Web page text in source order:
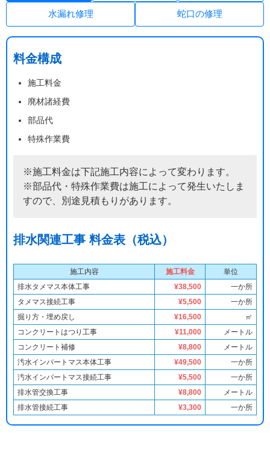
水漏れ修理 蛇口の修理
料金構成
施工料金
廃材諸経費
部品代
特殊作業費
※施工料金は下記施工内容によって変わります。
※部品代・特殊作業費は施工によって発生いたしま
すので、別途見積もりがあります。
排水関連工事 料金表（税込）
施工内容 施工料金
単位
排水タメマス本体工事
¥38,500
一か所
タメマス接続工事
¥5,500
一か所
掘り方・埋め戻し
¥16,500
㎡
コンクリートはつり工事
¥11,000
メートル
コンクリート補修
¥8,800
メートル
汚水インバートマス本体工事
¥49,500
一か所
汚水インバートマス接続工事
¥5,500
一か所
排水管交換工事
¥8,800
メートル
排水管接続工事
¥3,300 一か所